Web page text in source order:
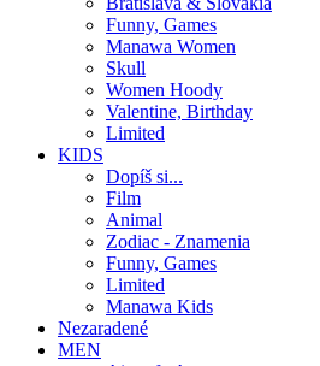
Funny, Games
Manawa Women
Skull
Women Hoody
Valentine, Birthday
Limited
KIDS
Dopíš si...
Film
Animal
Zodiac - Znamenia
Funny, Games
Limited
Manawa Kids
Nezaradené
MEN